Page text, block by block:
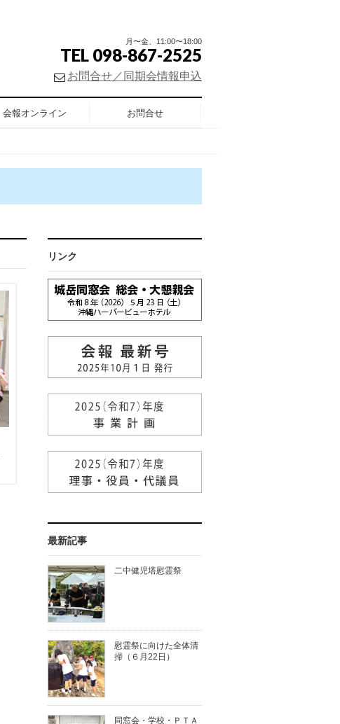
月〜金、11:00〜18:00
TEL 098-867-2525
お問合せ／同期会情報申込
会報オンライン お問合せ
リンク
最新記事
二中健児塔慰霊祭
慰霊祭に向けた全体清
掃（６月22日）
同窓会・学校・ＰＴＡ